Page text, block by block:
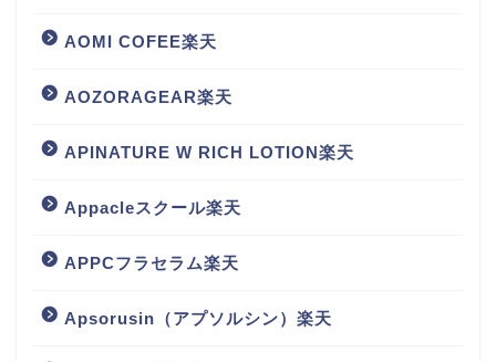
AOMI COFEE楽天
AOZORAGEAR楽天
APINATURE W RICH LOTION楽天
Appacleスクール楽天
APPCフラセラム楽天
Apsorusin（アプソルシン）楽天